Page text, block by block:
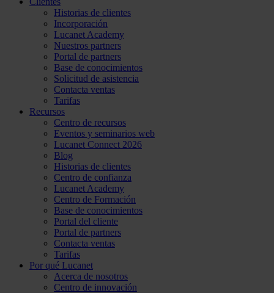
Historias de clientes
Incorporación
Lucanet Academy
Nuestros partners
Portal de partners
Base de conocimientos
Solicitud de asistencia
Contacta ventas
Tarifas
Recursos
Centro de recursos
Eventos y seminarios web
Lucanet Connect 2026
Blog
Historias de clientes
Centro de confianza
Lucanet Academy
Centro de Formación
Base de conocimientos
Portal del cliente
Portal de partners
Contacta ventas
Tarifas
Por qué Lucanet
Acerca de nosotros
Centro de innovación